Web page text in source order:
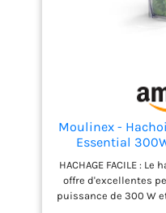
Moulinex -
Essential
HACHAGE FACILE :
offre d'excellentes
puissance de 300 W